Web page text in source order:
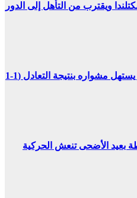
ويقترب من التأهل إلى الدور
مونديال 2026 ..المنتخب المغربي يستهل مشواره بنتيجة التعادل (1-1
بعيد الأضحى تنعش الحركية